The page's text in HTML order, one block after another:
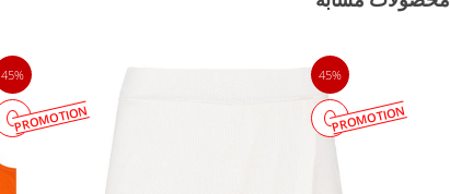
45%
PROMOTION
45%
PROMOTION